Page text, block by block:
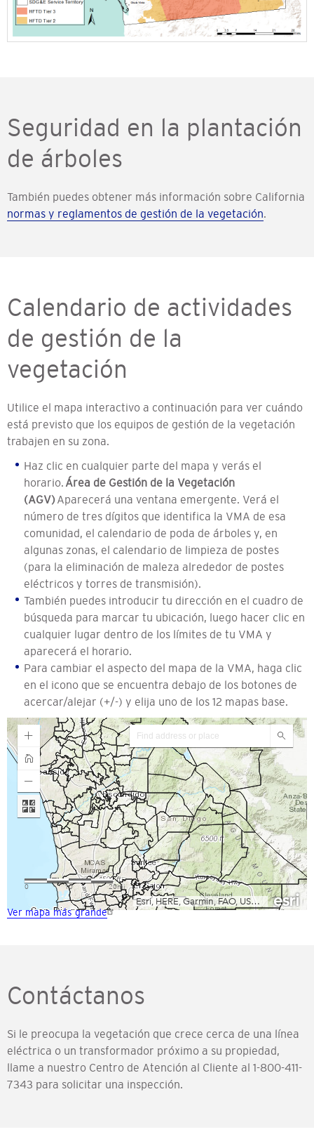
Seguridad en la plantación
de árboles
También puedes obtener más información sobre California
normas y reglamentos de gestión de la vegetación.
Calendario de actividades
de gestión de la
vegetación
Utilice el mapa interactivo a continuación para ver cuándo
está previsto que los equipos de gestión de la vegetación
trabajen en su zona.
Haz clic en cualquier parte del mapa y verás el
horario. Área de Gestión de la Vegetación
(AGV)Aparecerá una ventana emergente. Verá el
número de tres dígitos que identifica la VMA de esa
comunidad, el calendario de poda de árboles y, en
algunas zonas, el calendario de limpieza de postes
(para la eliminación de maleza alrededor de postes
eléctricos y torres de transmisión).
También puedes introducir tu dirección en el cuadro de
búsqueda para marcar tu ubicación, luego hacer clic en
cualquier lugar dentro de los límites de tu VMA y
aparecerá el horario.
Para cambiar el aspecto del mapa de la VMA, haga clic
en el icono que se encuentra debajo de los botones de
acercar/alejar (+/-) y elija uno de los 12 mapas base.
Ver mapa más grande
Contáctanos
Si le preocupa la vegetación que crece cerca de una línea
eléctrica o un transformador próximo a su propiedad,
llame a nuestro Centro de Atención al Cliente al 1-800-411-
7343 para solicitar una inspección.